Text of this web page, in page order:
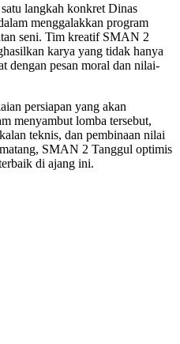
langkah konkret Dinas
menggalakkan program
seni. Tim kreatif SMAN 2
karya yang tidak hanya
dengan pesan moral dan nilai-
persiapan yang akan
menyambut lomba tersebut,
teknis, dan pembinaan nilai
SMAN 2 Tanggul optimis
di ajang ini.